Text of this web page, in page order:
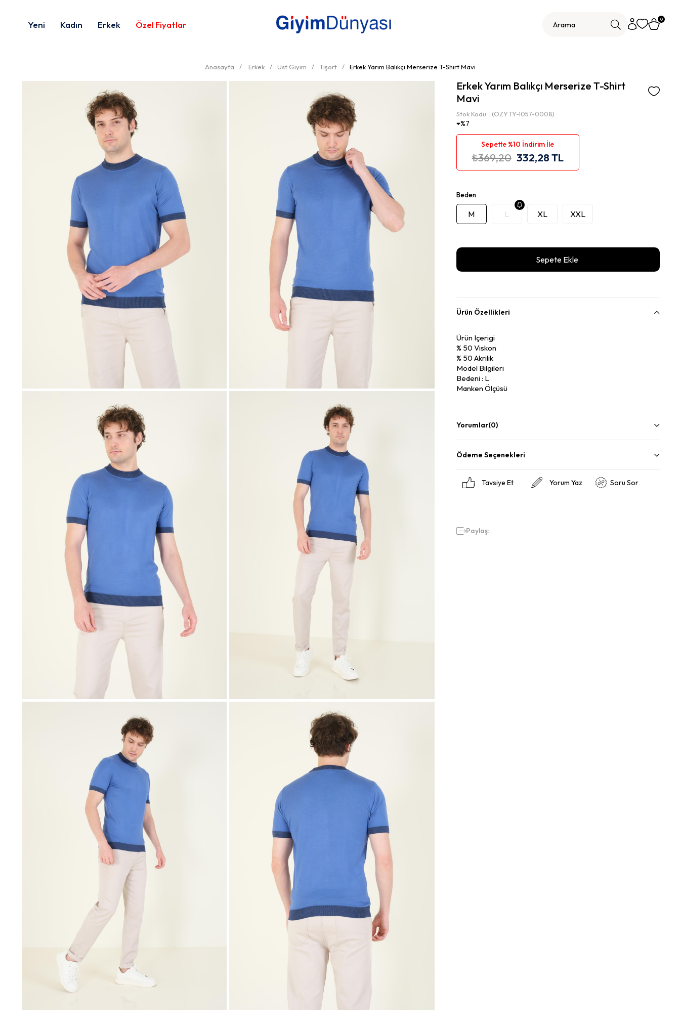
Yeni Kadın Erkek Özel Fiyatlar
0
Anasayfa Erkek Üst Giyim Tişört Erkek Yarım Balıkçı Merserize T-Shirt Mavi
Erkek Yarım Balıkçı Merserize T-Shirt
Mavi
Stok Kodu (OZY.TY-1057-0008)
7
Sepette %10 İndirim İle
₺369,20 332,28 TL
Beden
M L XL XXL
Ürün Özellikleri
Ürün Içerigi
% 50 Viskon
% 50 Akrilik
Model Bilgileri
Bedeni : L
Manken Ölçüsü
Boy : 1.91
Yorumlar(0)
Ödeme Seçenekleri
Tavsiye Et Yorum Yaz Soru Sor
Paylaş: